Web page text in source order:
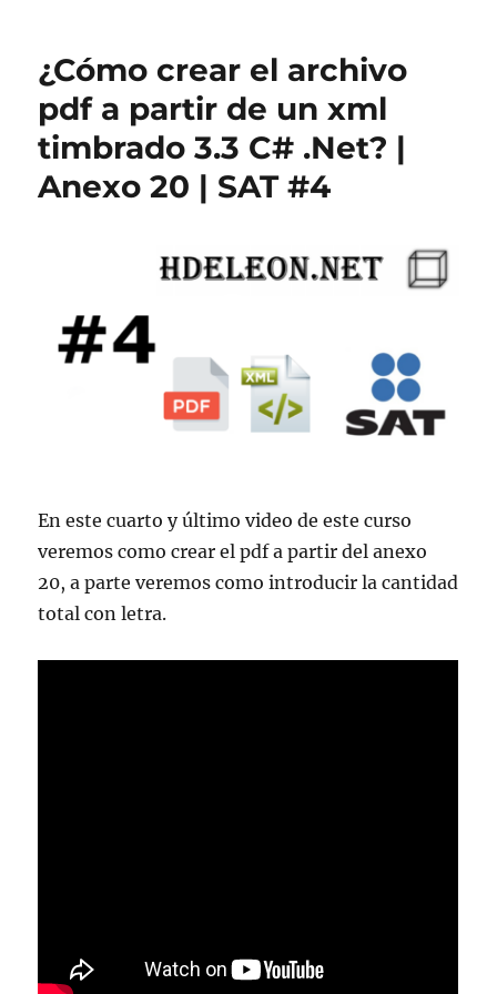
¿Cómo crear el archivo
pdf a partir de un xml
timbrado 3.3 C# .Net? |
Anexo 20 | SAT #4
En este cuarto y último video de este curso
veremos como crear el pdf a partir del anexo
20, a parte veremos como introducir la cantidad
total con letra.